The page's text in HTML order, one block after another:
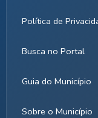
Política de
Busca no Portal
Guia do Município
Sobre o Município